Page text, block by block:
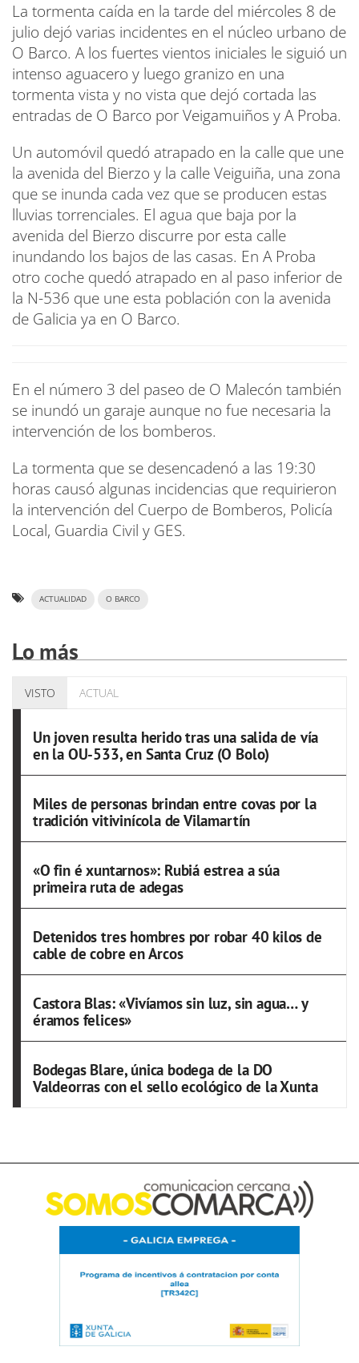
La tormenta caída en la tarde del miércoles 8 de
julio dejó varias incidentes en el núcleo urbano de
O Barco. A los fuertes vientos iniciales le siguió un
intenso aguacero y luego granizo en una
tormenta vista y no vista que dejó cortada las
entradas de O Barco por Veigamuiños y A Proba.
Un automóvil quedó atrapado en la calle que une
la avenida del Bierzo y la calle Veiguiña, una zona
que se inunda cada vez que se producen estas
lluvias torrenciales. El agua que baja por la
avenida del Bierzo discurre por esta calle
inundando los bajos de las casas. En A Proba
otro coche quedó atrapado en al paso inferior de
la N-536 que une esta población con la avenida
de Galicia ya en O Barco.
En el número 3 del paseo de O Malecón también
se inundó un garaje aunque no fue necesaria la
intervención de los bomberos.
La tormenta que se desencadenó a las 19:30
horas causó algunas incidencias que requirieron
la intervención del Cuerpo de Bomberos, Policía
Local, Guardia Civil y GES.
ACTUALIDAD O BARCO
Lo más
VISTO ACTUAL
Un joven resulta herido tras una salida de vía
en la OU-533, en Santa Cruz (O Bolo)
Miles de personas brindan entre covas por la
tradición vitivinícola de Vilamartín
«O fin é xuntarnos»: Rubiá estrea a súa
primeira ruta de adegas
Detenidos tres hombres por robar 40 kilos de
cable de cobre en Arcos
Castora Blas: «Vivíamos sin luz, sin agua… y
éramos felices»
Bodegas Blare, única bodega de la DO
Valdeorras con el sello ecológico de la Xunta